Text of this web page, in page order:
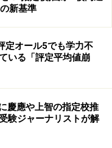
とはどんなことです
のが大変になること
増える
新基準
定オール5でも学力不
いる「評定平均値崩
慶應や上智の指定校推
験ジャーナリストが解